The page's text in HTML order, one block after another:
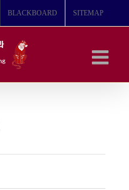
BLACKBOARD SITEMAP